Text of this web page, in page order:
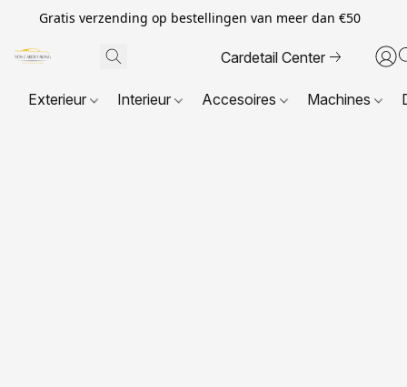
Gratis verzending op bestellingen van meer dan €50
Cardetail Center
Exterieur Interieur Accesoires Machines